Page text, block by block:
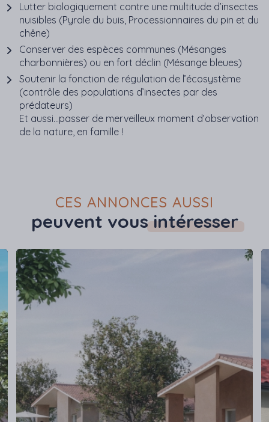
Lutter biologiquement contre une multitude d’insectes
nuisibles (Pyrale du buis, Processionnaires du pin et du
chêne)
Conserver des espèces communes (Mésanges
charbonnières) ou en fort déclin (Mésange bleues)
Soutenir la fonction de régulation de l’écosystème
(contrôle des populations d’insectes par des
prédateurs)
Et aussi…passer de merveilleux moment d’observation
de la nature, en famille !
CES ANNONCES AUSSI
peuvent vousintéresser